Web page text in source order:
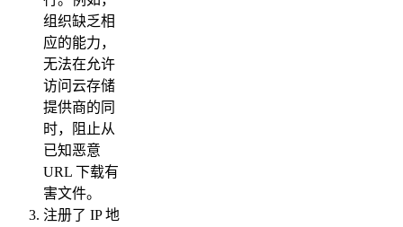
组织缺乏相
应的能力，
无法在允许
访问云存储
提供商的同
时，阻止从
已知恶意
URL 下载有
害文件。
注册了 IP 地